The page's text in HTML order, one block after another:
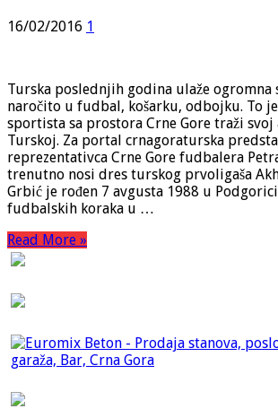
16/02/2016 1
Turska poslednjih godina ulaže ogromna
naročito u fudbal, košarku, odbojku. To
sportista sa prostora Crne Gore traži svoj
Turskoj. Za portal crnagoraturska
reprezentativca Crne Gore fudbalera
trenutno nosi dres turskog prvoligaša
Grbić je rođen 7 avgusta 1988 u
fudbalskih koraka u …
Read More »